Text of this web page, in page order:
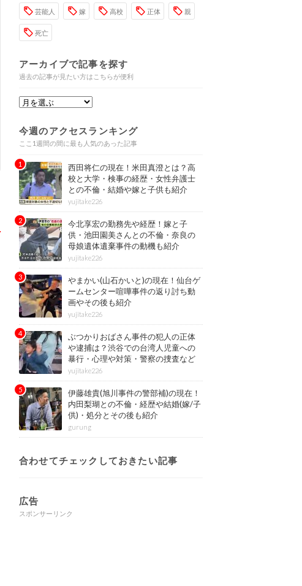
芸能人 嫁 高校 正体 親
死亡
アーカイブで記事を探す
過去の記事が見たい方はこちらが便利
今週のアクセスランキング
ここ1週間の間に最も人気のあった記事
西田将仁の現在！米田真澄とは？高
校と大学・検事の経歴・女性弁護士
との不倫・結婚や嫁と子供も紹介
yujitake226
今北享宏の勤務先や経歴！嫁と子
供・池田園美さんとの不倫・奈良の
母娘遺体遺棄事件の動機も紹介
yujitake226
やまかい(山石かいと)の現在！仙台ゲ
ームセンター喧嘩事件の返り討ち動
画やその後も紹介
yujitake226
ぶつかりおばさん事件の犯人の正体
や逮捕は？渋谷での台湾人児童への
暴行・心理や対策・警察の捜査など
その後も紹介
yujitake226
伊藤雄貴(旭川事件の警部補)の現在！
内田梨瑚との不倫・経歴や結婚(嫁/子
供)・処分とその後も紹介
gurung
合わせてチェックしておきたい記事
広告
スポンサーリンク